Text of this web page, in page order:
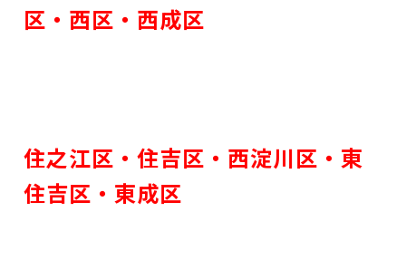
区・ 西区・ 西成区
住之江区・ 住吉区・ 西淀川区・ 東
住吉区・ 東成区